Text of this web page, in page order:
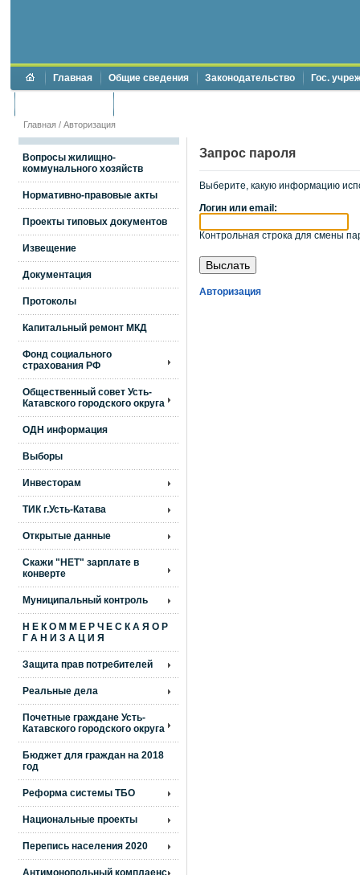
Главная Общие сведения Законодательство Гос.
Главная / Авторизация
Вопросы жилищно-
коммунального хозяйств
Нормативно-правовые акты
Проекты типовых документов
Извещение
Документация
Протоколы
Капитальный ремонт МКД
Фонд социального
страхования РФ
Общественный совет Усть-
Катавского городского округа
ОДН информация
Выборы
Инвесторам
ТИК г.Усть-Катава
Открытые данные
Скажи "НЕТ" зарплате в
конверте
Муниципальный контроль
Н Е К О М М Е Р Ч Е С К А Я О Р
Г А Н И З А Ц И Я
Защита прав потребителей
Реальные дела
Почетные граждане Усть-
Катавского городского округа
Бюджет для граждан на 2018
год
Реформа системы ТБО
Национальные проекты
Перепись населения 2020
Антимонопольный комплаенс
Запрос пароля
Выберите, какую информацию
Логин или email:
Контрольная строка для смены
Авторизация